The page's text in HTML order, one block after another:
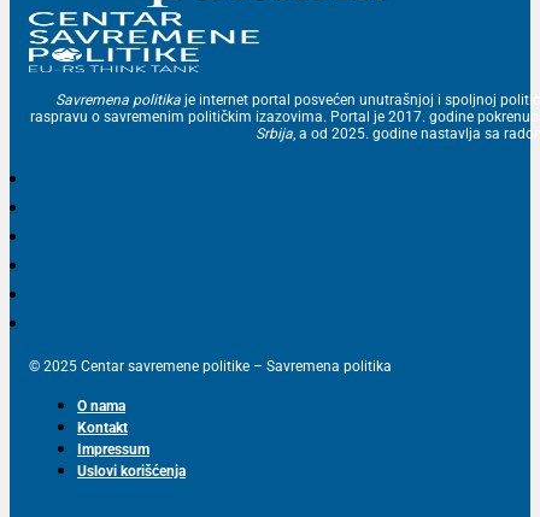
Savremena politika je internet portal posvećen unutrašnjoj i spoljnoj
raspravu o savremenim političkim izazovima. Portal je 2017. godine
Srbija, a od 2025. godine nastavlja sa
© 2025 Centar savremene politike – Savremena politika
O nama
Kontakt
Impressum
Uslovi korišćenja